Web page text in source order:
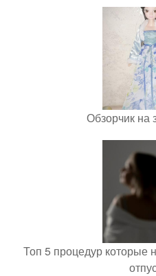
Обзорчик на
Топ 5 процедур которые